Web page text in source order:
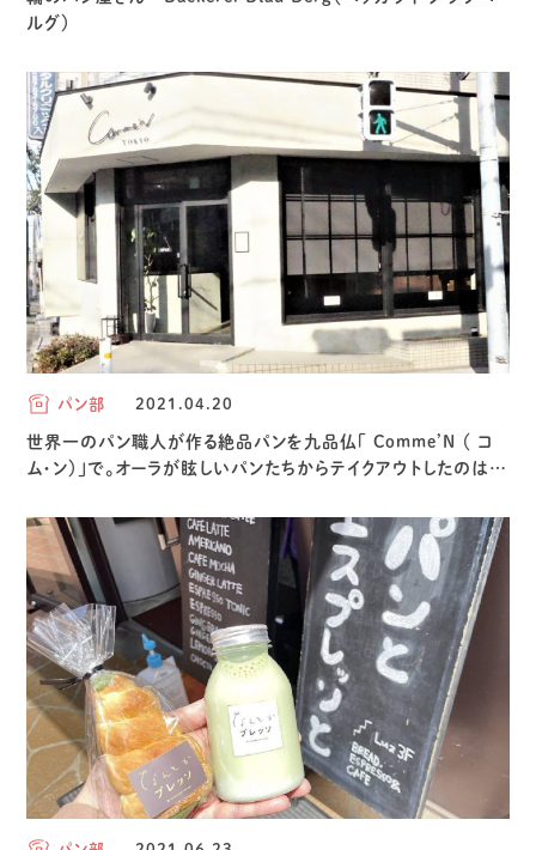
ルグ）
パン部 2021.04.20
世界一のパン職人が作る絶品パンを九品仏「 Comme’N （ コ
ム・ン）」で。オーラが眩しいパンたちからテイクアウトしたのは…